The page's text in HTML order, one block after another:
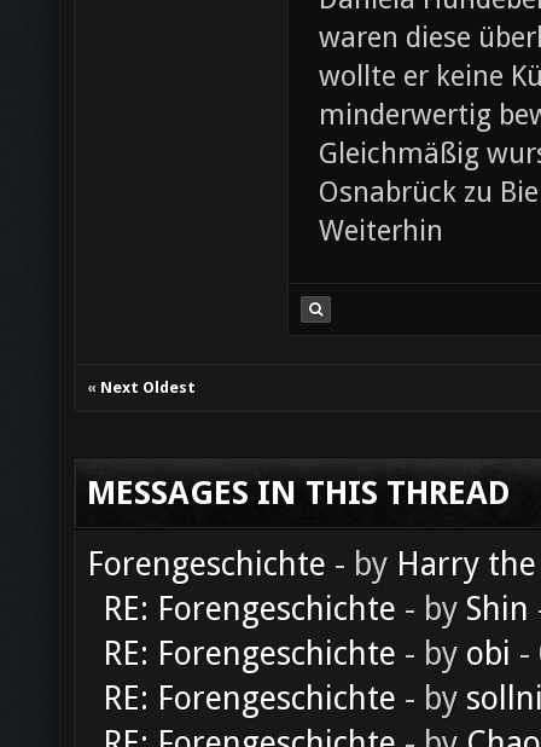
waren diese
wollte er keine
minderwertig
Gleichmäßig
Osnabrück zu
Weiterhin
« Next Oldest
MESSAGES IN THIS THREAD
Forengeschichte - by Harry
RE: Forengeschichte - by Shin
RE: Forengeschichte - by obi -
RE: Forengeschichte - by